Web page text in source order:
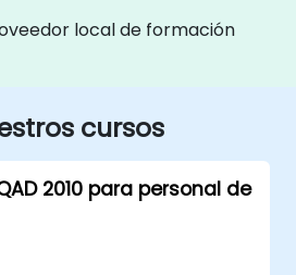
local de formación
cursos
2010 para personal de